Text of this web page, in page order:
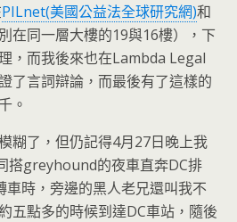
PILnet(美國公益法全球研究網)和
在同一層大樓的19與16樓），下
，而我後來也在Lambda Legal
了言詞辯論，而最後有了這樣的
。
糊了，但仍記得4月27日晚上我
搭greyhound的夜車直奔DC排
時，旁邊的黑人老兄還叫我不
五點多的時候到達DC車站，隨後